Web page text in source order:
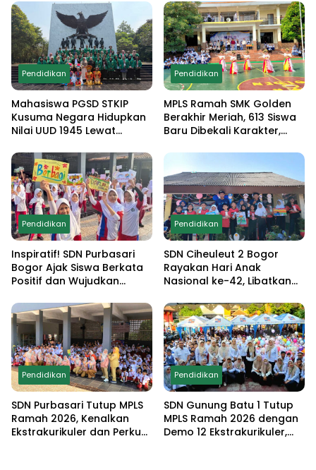
Pendidikan
Mahasiswa PGSD STKIP
Kusuma Negara Hidupkan
Nilai UUD 1945 Lewat
Monumen Pancasila Sakti
Pendidikan
MPLS Ramah SMK Golden
Berakhir Meriah, 613 Siswa
Baru Dibekali Karakter,
hingga Demo
Ekstrakurikuler
Pendidikan
Inspiratif! SDN Purbasari
Bogor Ajak Siswa Berkata
Positif dan Wujudkan
Pendidikan
SDN Ciheuleut 2 Bogor
Rayakan Hari Anak
Nasional ke-42, Libatkan
Lomba Edukatif untuk
Cetak Generasi
Berprestasi
Pendidikan
SDN Purbasari Tutup MPLS
Ramah 2026, Kenalkan
Ekstrakurikuler dan Perkuat
Pendidikan
SDN Gunung Batu 1 Tutup
MPLS Ramah 2026 dengan
Demo 12 Ekstrakurikuler,